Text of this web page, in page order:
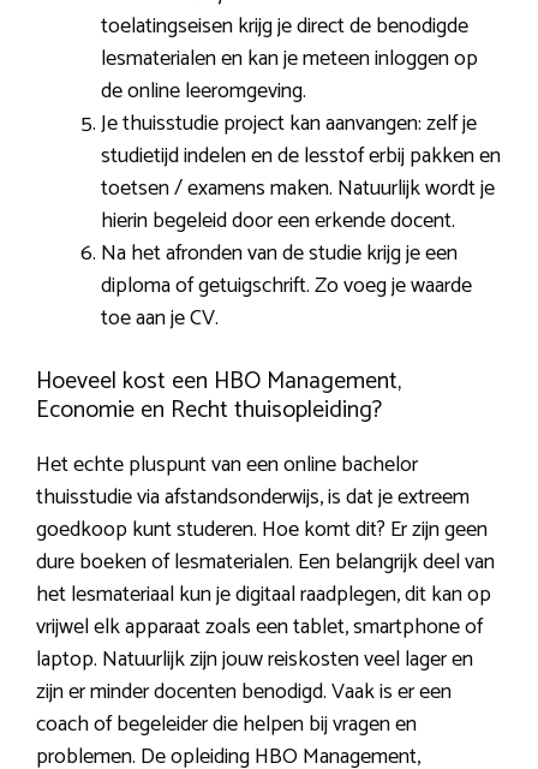
toelatingseisen krijg je direct de benodigde
lesmaterialen en kan je meteen inloggen op
de online leeromgeving.
Je thuisstudie project kan aanvangen: zelf je
studietijd indelen en de lesstof erbij pakken en
toetsen / examens maken. Natuurlijk wordt je
hierin begeleid door een erkende docent.
Na het afronden van de studie krijg je een
diploma of getuigschrift. Zo voeg je waarde
toe aan je CV.
Hoeveel kost een HBO Management,
Economie en Recht thuisopleiding?
Het echte pluspunt van een online bachelor
thuisstudie via afstandsonderwijs, is dat je extreem
goedkoop kunt studeren. Hoe komt dit? Er zijn geen
dure boeken of lesmaterialen. Een belangrijk deel van
het lesmateriaal kun je digitaal raadplegen, dit kan op
vrijwel elk apparaat zoals een tablet, smartphone of
laptop. Natuurlijk zijn jouw reiskosten veel lager en
zijn er minder docenten benodigd. Vaak is er een
coach of begeleider die helpen bij vragen en
problemen. De opleiding HBO Management,